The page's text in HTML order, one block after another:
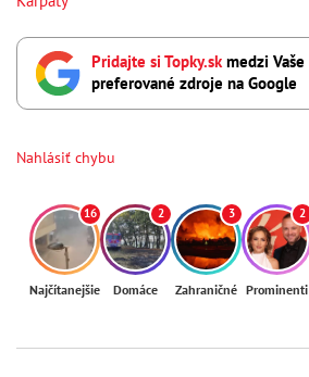
Pridajte si Topky.skmedzi Vaše
preferované zdroje na Google
Nahlásiť chybu
16
Najčítanejšie
2
Domáce
3
Zahraničné
2
Prominenti